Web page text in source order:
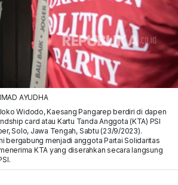
AYUDHA
Widodo, Kaesang Pangarep berdiri di dapen
card atau Kartu Tanda Anggota (KTA) PSI
Solo, Jawa Tengah, Sabtu (23/9/2023).
bergabung menjadi anggota Partai Solidaritas
KTA yang diserahkan secara langsung